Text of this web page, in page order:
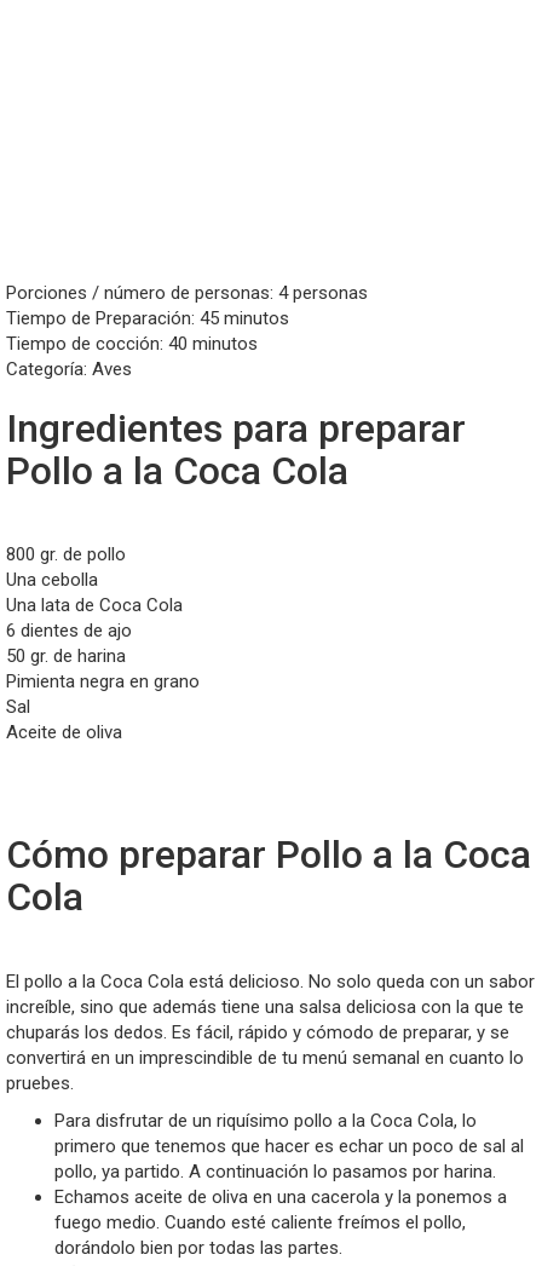
Porciones / número de personas: 4 personas
Tiempo de Preparación: 45 minutos
Tiempo de cocción: 40 minutos
Categoría: Aves
Ingredientes para preparar
Pollo a la Coca Cola
800 gr. de pollo
Una cebolla
Una lata de Coca Cola
6 dientes de ajo
50 gr. de harina
Pimienta negra en grano
Sal
Aceite de oliva
Cómo preparar Pollo a la Coca
Cola
El pollo a la Coca Cola está delicioso. No solo queda con un sabor
increíble, sino que además tiene una salsa deliciosa con la que te
chuparás los dedos. Es fácil, rápido y cómodo de preparar, y se
convertirá en un imprescindible de tu menú semanal en cuanto lo
pruebes.
Para disfrutar de un riquísimo pollo a la Coca Cola, lo
primero que tenemos que hacer es echar un poco de sal al
pollo, ya partido. A continuación lo pasamos por harina.
Echamos aceite de oliva en una cacerola y la ponemos a
fuego medio. Cuando esté caliente freímos el pollo,
dorándolo bien por todas las partes.